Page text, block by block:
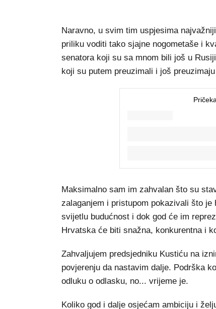
Naravno, u svim tim uspjesima
priliku voditi tako sjajne nogometaše i
senatora koji su sa mnom bili još u
koji su putem preuzimali i još
Maksimalno sam im zahvalan što su
zalaganjem i pristupom pokazivali što
svijetlu budućnost i dok god će im
Hrvatska će biti snažna, konkurentna i
Zahvaljujem predsjedniku Kustiću na
povjerenju da nastavim dalje. Podrška
odluku o odlasku, no... vrijeme je.
Koliko god i dalje osjećam ambiciju i